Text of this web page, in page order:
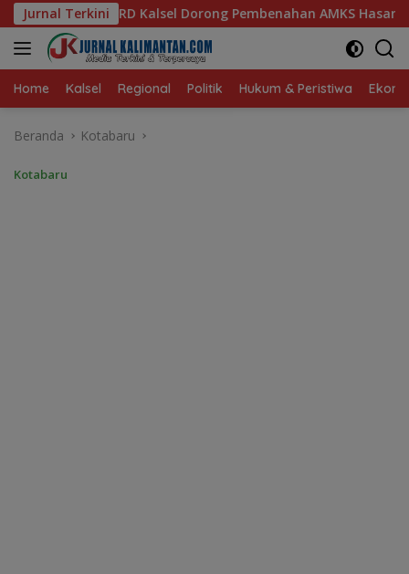
Langsung
ke
konten
Jurnal Terkini
Pembenahan AMKS Hasanuddin Ketua TP PKK
Home Kalsel Regional Politik Hukum & Peristiwa
Beranda Kotabaru
Kotabaru